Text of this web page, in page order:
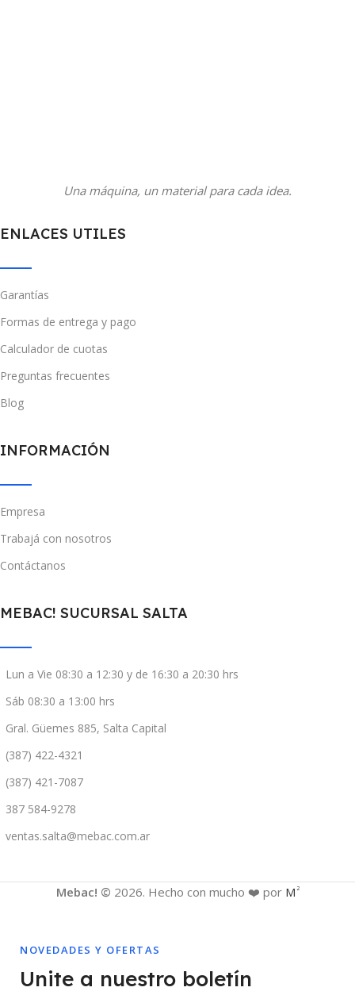
Una máquina, un material para cada idea.
ENLACES UTILES
Garantías
Formas de entrega y pago
Calculador de cuotas
Preguntas frecuentes
Blog
INFORMACIÓN
Empresa
Trabajá con nosotros
Contáctanos
MEBAC! SUCURSAL SALTA
Lun a Vie 08:30 a 12:30 y de 16:30 a 20:30 hrs
Sáb 08:30 a 13:00 hrs
Gral. Güemes 885, Salta Capital
(387) 422-4321
(387) 421-7087
387 584-9278
ventas.salta@mebac.com.ar
Mebac! © 2026. Hecho con mucho ❤️ por M 2
NOVEDADES Y OFERTAS
Unite a nuestro boletín